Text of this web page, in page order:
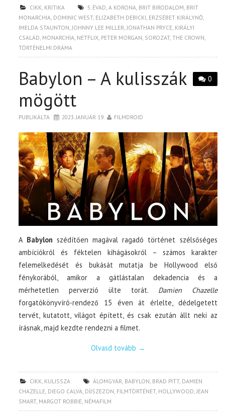
CIKK, KRITIKA 5. ÉVAD,A KORONA, BRIT BIRODALOM, BRIT
MONARCHIA, DOMINIC WEST, ELIZABETH DEBICKI, ERZSÉBET KIRÁLYNŐ,
IMELDA STAUNTON,JOHNNY LEE MILLER,JONATHAN PRYCE, KIRÁLYI
CSALÁD, MONARCHIA, NETFLIX, PETER MORGAN, SOROZAT,THE CROWN,
TÖRTÉNELMI DRÁMA
0
Babylon – A kulisszák
mögött
PUBLIKÁLTA 2023. JANUÁR 19. FILMDROID
A Babylon szédítően magával ragadó történet szélsőséges
ambíciókról és féktelen kihágásokról – számos karakter
felemelkedését és bukását mutatja be Hollywood első
fénykorából, amikor a gátlástalan dekadencia és a
mérhetetlen perverzió ülte torát. Damien Chazelle
forgatókönyvíró-rendező 15 éven át érlelte, dédelgetett
tervét, kutatott, világot épített, és csak ezután állt neki az
írásnak, majd kezdte rendezni a filmet.
Olvasd tovább →
CIKK KULISSZA ÁLOMGYÁR BABYLON BRAD PITT, DAMIEN
CHAZELLE DIEGO CALVA DÍJSZEZON FILMTÖRTÉNET, HOLLYWOOD JEAN
SMART, MARGOT ROBBIE NÉMAFILM